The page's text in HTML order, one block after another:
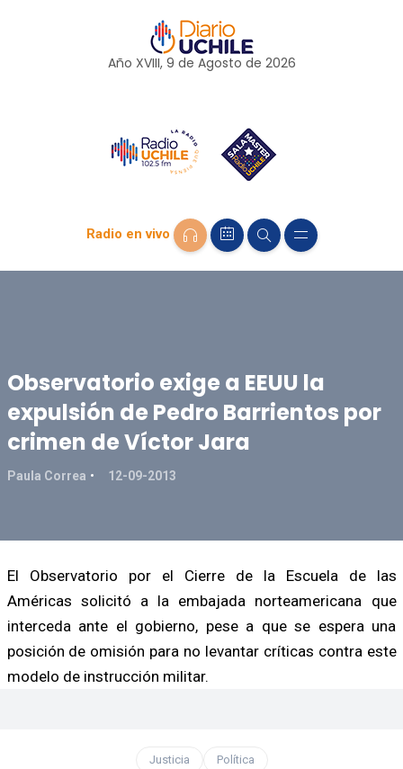
Año XVIII, 9 de Agosto de 2026
Radio en vivo
Observatorio exige a EEUU la
expulsión de Pedro Barrientos por
crimen de Víctor Jara
Paula Correa 12-09-2013
El Observatorio por el Cierre de la Escuela de las
Américas solicitó a la embajada norteamericana que
interceda ante el gobierno, pese a que se espera una
posición de omisión para no levantar críticas contra este
modelo de instrucción militar.
Justicia Política